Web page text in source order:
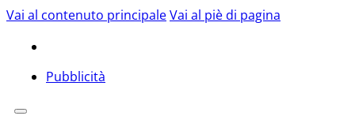
Vai al contenuto principaleVai al piè di pagina
Pubblicità